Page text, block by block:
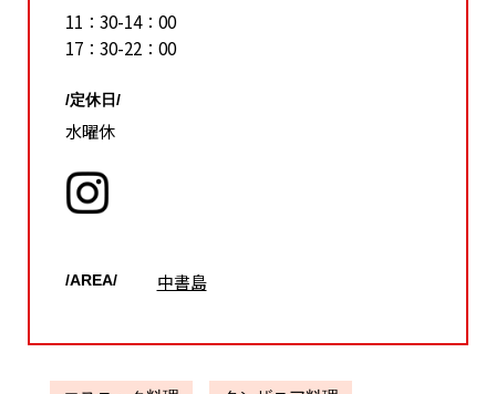
11：30-14：00
17：30-22：00
/定休日/
水曜休
/AREA/ 中書島